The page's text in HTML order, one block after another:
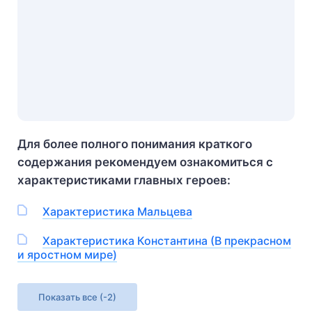
Для более полного понимания краткого
содержания рекомендуем ознакомиться с
характеристиками главных героев:
Характеристика Мальцева
Характеристика Константина (В прекрасном
и яростном мире)
Показать все (-2)